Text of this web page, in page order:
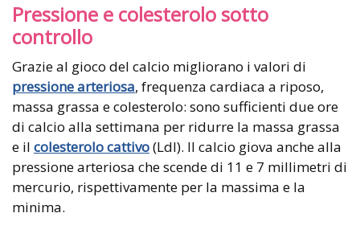
Pressione e colesterolo sotto
controllo
Grazie al gioco del calcio migliorano i valori di
pressione arteriosa, frequenza cardiaca a riposo,
massa grassa e colesterolo: sono sufficienti due ore
di calcio alla settimana per ridurre la massa grassa
e il colesterolo cattivo(Ldl). Il calcio giova anche alla
pressione arteriosa che scende di 11 e 7 millimetri di
mercurio, rispettivamente per la massima e la
minima.